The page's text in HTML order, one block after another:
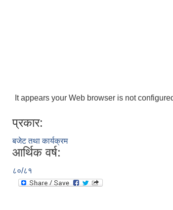
It appears your Web browser is not
प्रकार:
बजेट तथा कार्यक्रम
आर्थिक वर्ष:
८०/८१